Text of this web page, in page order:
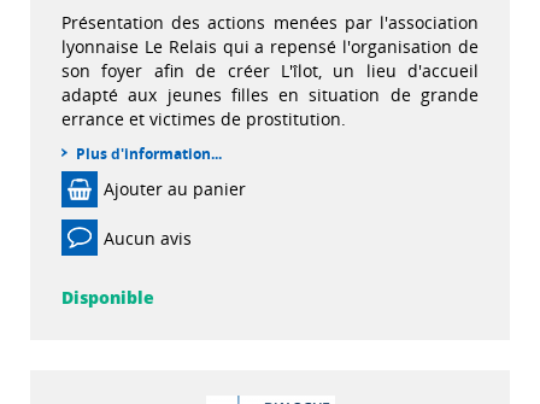
Présentation des actions menées par l'association
lyonnaise Le Relais qui a repensé l'organisation de
son foyer afin de créer L'îlot, un lieu d'accueil
adapté aux jeunes filles en situation de grande
errance et victimes de prostitution.
Plus d'information...
Ajouter au panier
Aucun avis
Disponible